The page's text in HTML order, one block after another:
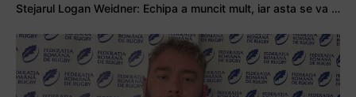
Stejarul Logan Weidner: Echipa a muncit mult, iar asta se va vedea în meciurile de la Nations Cup